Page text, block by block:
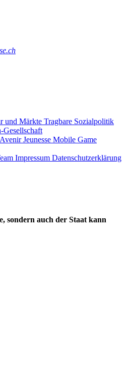
und Märkte Tragbare Sozialpolitik
Gesellschaft
Avenir Jeunesse Mobile Game
Impressum Datenschutzerklärung
sondern auch der Staat kann